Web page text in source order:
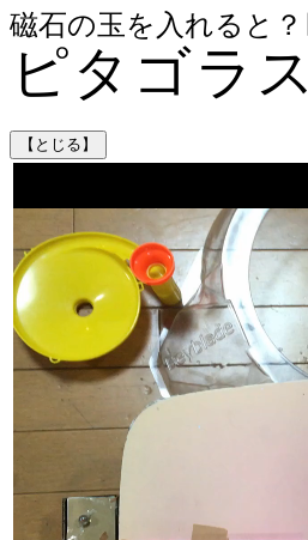
ピタゴラ
磁石の玉を入れると